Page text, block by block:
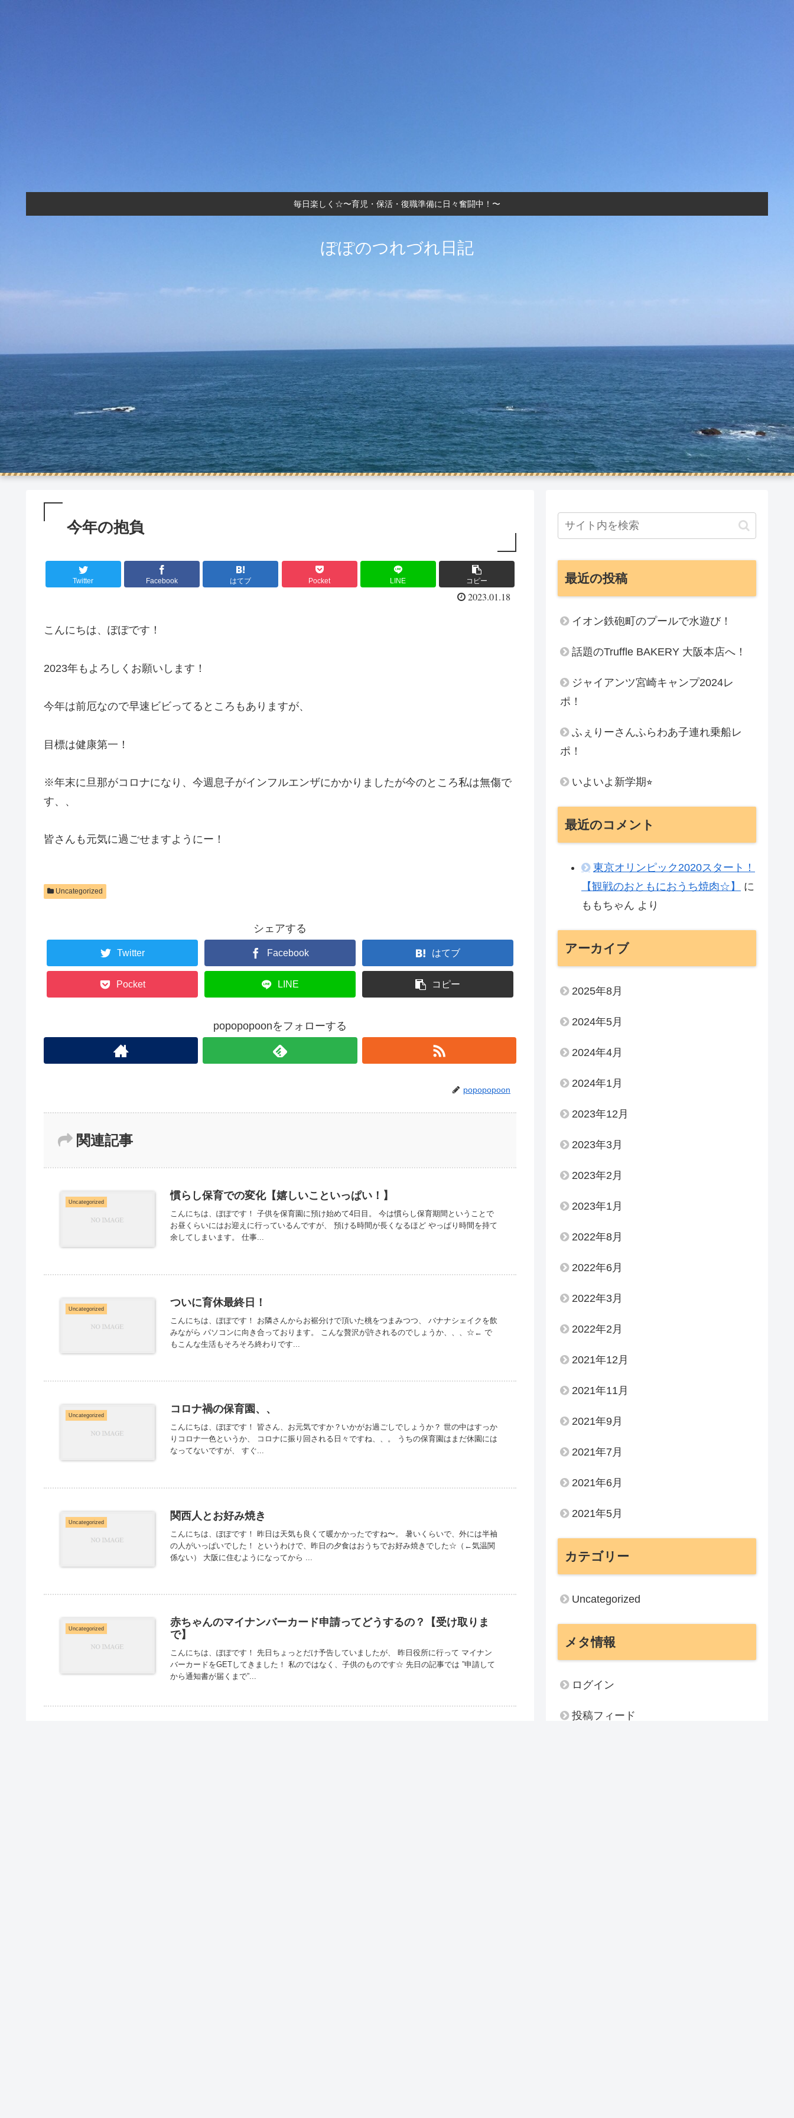
毎日楽しく☆〜育児・保活・復職準備に日々奮闘中！〜
ぽぽのつれづれ日記
今年の抱負
Twitter Facebook はてブ Pocket LINE コピー
2023.01.18
こんにちは、ぽぽです！
2023年もよろしくお願いします！
今年は前厄なので早速ビビってるところもありますが、
目標は健康第一！
※年末に旦那がコロナになり、今週息子がインフルエンザにかかりましたが今のところ私は無傷で
す、、
皆さんも元気に過ごせますようにー！
Uncategorized
シェアする
Twitter Facebook はてブ
Pocket LINE コピー
popopopoonをフォローする
popopopoon
関連記事
Uncategorized
慣らし保育での変化【嬉しいこといっぱい！】
こんにちは、ぽぽです！ 子供を保育園に預け始めて4日目。 今は慣らし保育期間ということで
お昼くらいにはお迎えに行っているんですが、 預ける時間が長くなるほど やっぱり時間を持て
余してしまいます。 仕事...
Uncategorized
ついに育休最終日！
こんにちは、ぽぽです！ お隣さんからお裾分けで頂いた桃をつまみつつ、 バナナシェイクを飲
みながら パソコンに向き合っております。 こんな贅沢が許されるのでしょうか、、、☆← で
もこんな生活もそろそろ終わりです...
Uncategorized
コロナ禍の保育園、、
こんにちは、ぽぽです！ 皆さん、お元気ですか？いかがお過ごしでしょうか？ 世の中はすっか
りコロナ一色というか、 コロナに振り回される日々ですね、、。 うちの保育園はまだ休園には
なってないですが、 すぐ...
Uncategorized
関西人とお好み焼き
こんにちは、ぽぽです！ 昨日は天気も良くて暖かかったですね〜。 暑いくらいで、外には半袖
の人がいっぱいでした！ というわけで、昨日の夕食はおうちでお好み焼きでした☆（←気温関
係ない） 大阪に住むようになってから ...
Uncategorized
赤ちゃんのマイナンバーカード申請ってどうするの？【受け取りま
で】
こんにちは、ぽぽです！ 先日ちょっとだけ予告していましたが、 昨日役所に行って マイナン
バーカードをGETしてきました！ 私のではなく、子供のものです☆ 先日の記事では ”申請して
から通知書が届くまで”...
最近の投稿
イオン鉄砲町のプールで水遊び！
話題のTruffle BAKERY 大阪本店へ！
ジャイアンツ宮崎キャンプ2024レ
ポ！
ふぇりーさんふらわあ子連れ乗船レ
ポ！
いよいよ新学期⭐︎
最近のコメント
東京オリンピック2020スタート！
【観戦のおともにおうち焼肉☆】
に
ももちゃん より
アーカイブ
2025年8月
2024年5月
2024年4月
2024年1月
2023年12月
2023年3月
2023年2月
2023年1月
2022年8月
2022年6月
2022年3月
2022年2月
2021年12月
2021年11月
2021年9月
2021年7月
2021年6月
2021年5月
カテゴリー
Uncategorized
メタ情報
ログイン
投稿フィード